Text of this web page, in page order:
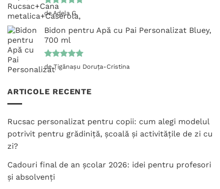
Evaluat la
5din 5
de Adela G.
Bidon pentru Apă cu Pai Personalizat Bluey,
700 ml
Evaluat la
5din 5
de Țigănașu Doruța-Cristina
ARTICOLE RECENTE
Rucsac personalizat pentru copii: cum alegi modelul
potrivit pentru grădiniță, școală și activitățile de zi cu
zi?
Cadouri final de an școlar 2026: idei pentru profesori
și absolvenți